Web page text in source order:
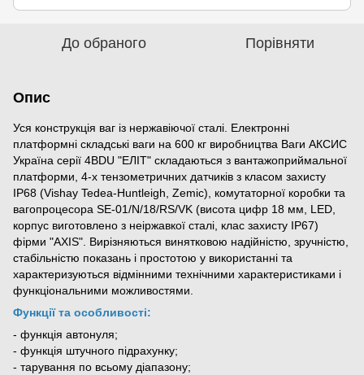
До обраного Порівняти
Опис
Уся конструкція ваг із нержавіючої сталі. Електронні
платформні складські ваги на 600 кг виробництва Ваги АКСИС
Україна серії 4BDU "ЕЛІТ" складаються з вантажоприймальної
платформи, 4-х тензометричних датчиків з класом захисту
ІР68 (Vishay Tedea-Huntleigh, Zemic), комутаторної коробки та
вагопроцесора SE-01/N/18/RS/VK (висота цифр 18 мм, LED,
корпус виготовлено з неіржавкої сталі, клас захисту ІР67)
фірми "AXIS". Вирізняються винятковою надійністю, зручністю,
стабільністю показань і простотою у використанні та
характеризуються відмінними технічними характеристиками і
функціональними можливостями.
Функції та особливості:
- функція автонуля;
- функція штучного підрахунку;
- тарування по всьому діапазону;